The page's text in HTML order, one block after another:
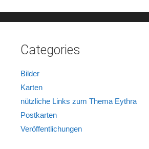
Categories
Bilder
Karten
nützliche Links zum Thema Eythra
Postkarten
Veröffentlichungen